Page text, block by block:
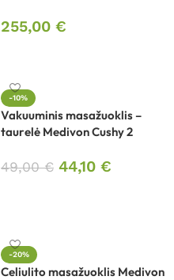
255,00 €
-10%
Vakuuminis masažuoklis –
taurelė Medivon Cushy 2
49,00€ 44,10 €
-20%
Celiulito masažuoklis Medivon